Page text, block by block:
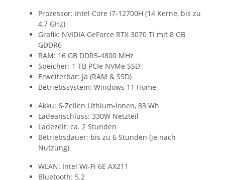
Prozessor: Intel Core i7-12700H (14 Kerne, bis zu
4,7 GHz)
Grafik: NVIDIA GeForce RTX 3070 Ti mit 8 GB
GDDR6
RAM: 16 GB DDR5-4800 MHz
Speicher: 1 TB PCIe NVMe SSD
Erweiterbar: Ja (RAM & SSD)
Betriebssystem: Windows 11 Home
Akku: 6-Zellen Lithium-Ionen, 83 Wh
Ladeanschluss: 330W Netzteil
Ladezeit: ca. 2 Stunden
Betriebsdauer: bis zu 6 Stunden (je nach
Nutzung)
WLAN: Intel Wi-Fi 6E AX211
Bluetooth: 5.2